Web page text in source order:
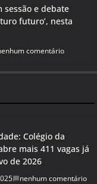
sessão e debate
futuro’, nesta
comentário
Colégio da
mais 411 vagas já
de 2026
nenhum comentário